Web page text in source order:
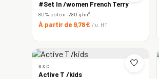
#Set In /women French Terry
80% coton · 280 g/m²
À partir de 9,78€ / u. HT
🤍
B&C
Active T /kids